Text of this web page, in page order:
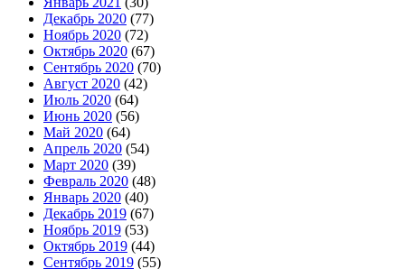
Декабрь 2020 (77)
Ноябрь 2020 (72)
Октябрь 2020 (67)
Сентябрь 2020 (70)
Август 2020 (42)
Июль 2020 (64)
Июнь 2020 (56)
Май 2020 (64)
Апрель 2020 (54)
Март 2020 (39)
Февраль 2020 (48)
Январь 2020 (40)
Декабрь 2019 (67)
Ноябрь 2019 (53)
Октябрь 2019 (44)
Сентябрь 2019 (55)